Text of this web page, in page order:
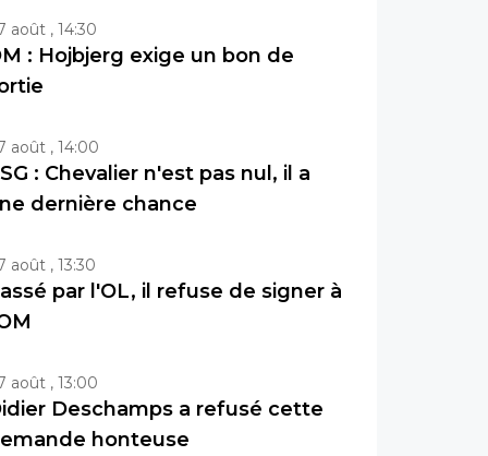
août , 14:30
: Hojbjerg exige un bon de
août , 14:00
: Chevalier n'est pas nul, il a
dernière chance
août , 13:30
par l'OL, il refuse de signer à
août , 13:00
Deschamps a refusé cette
honteuse